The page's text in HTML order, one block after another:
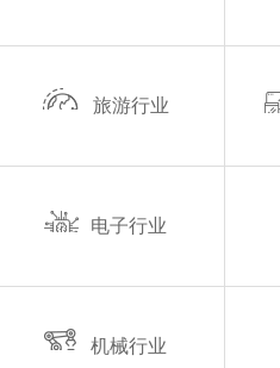
旅游行业
电子行业
机械行业